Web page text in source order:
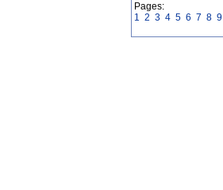
Pages:
1 2 3 4 5 6 7 8 9